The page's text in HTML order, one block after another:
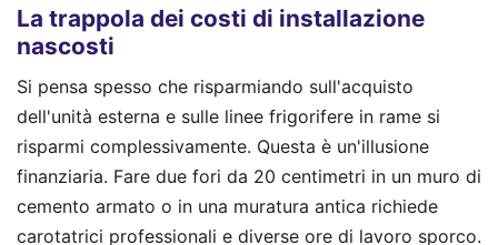
La trappola dei costi di installazione
nascosti
Si pensa spesso che risparmiando sull'acquisto
dell'unità esterna e sulle linee frigorifere in rame si
risparmi complessivamente. Questa è un'illusione
finanziaria. Fare due fori da 20 centimetri in un muro di
cemento armato o in una muratura antica richiede
carotatrici professionali e diverse ore di lavoro sporco.